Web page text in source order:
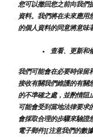
您可以撤回您之前向我們
資料。我們將在未來應用
的個人資料的同意將意味
查看、更新和
我們可能會在必要時保留
接收有關我們維護的有關
的不準確之處，並酌情阻
可能會受到當地法律要求
會採取合理的步驟來驗證
電子郵件][注意我們的數